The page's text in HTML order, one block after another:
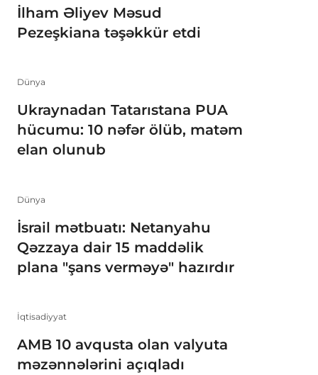
İlham Əliyev Məsud
Pezeşkiana təşəkkür etdi
Dünya
Ukraynadan Tatarıstana PUA
hücumu: 10 nəfər ölüb, matəm
elan olunub
Dünya
İsrail mətbuatı: Netanyahu
Qəzzaya dair 15 maddəlik
plana "şans verməyə" hazırdır
İqtisadiyyat
AMB 10 avqusta olan valyuta
məzənnələrini açıqladı